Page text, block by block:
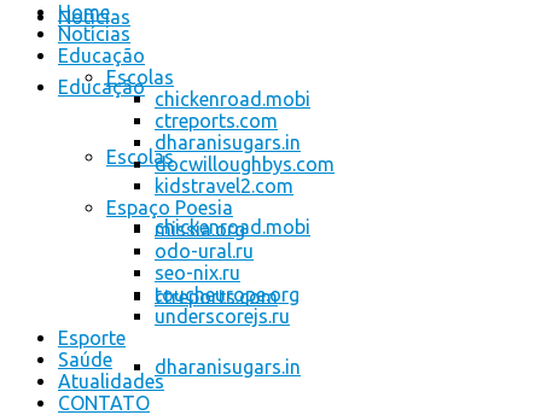
Notícias
Educação
Escolas
chickenroad.mobi
ctreports.com
dharanisugars.in
Home
Notícias
Educação
Escolas
chickenroad.mobi
ctreports.com
dharanisugars.in
docwilloughbys.com
kidstravel2.com
Espaço Poesia
missia.org
odo-ural.ru
seo-nix.ru
toucheurope.org
underscorejs.ru
Esporte
Saúde
Atualidades
CONTATO